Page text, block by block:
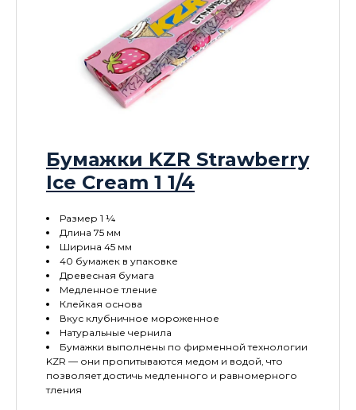
Бумажки KZR Strawberry
Ice Cream 1 1/4
Размер 1 ¼
Длина 75 мм
Ширина 45 мм
40 бумажек в упаковке
Древесная бумага
Медленное тление
Клейкая основа
Вкус клубничное мороженное
Натуральные чернила
Бумажки выполнены по фирменной технологии
KZR — они пропитываются медом и водой, что
позволяет достичь медленного и равномерного
тления